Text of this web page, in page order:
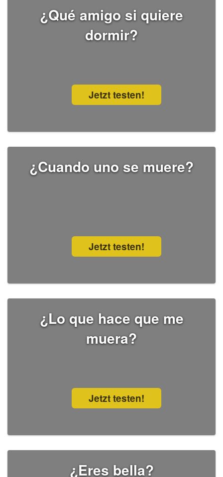
¿Qué amigo si quiere
dormir?
Jetzt testen!
¿Cuando uno se muere?
Jetzt testen!
¿Lo que hace que me
muera?
Jetzt testen!
¿Eres bella?